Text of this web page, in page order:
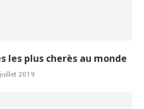
les plus cherès au monde
2019